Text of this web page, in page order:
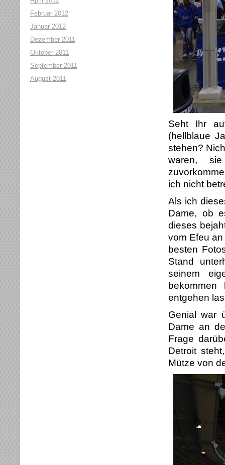
Februar 2012
Januar 2012
Dezember 2011
Oktober 2011
September 2011
August 2011
Seht Ihr
(hellblaue
stehen?
waren,
ich nicht
Als ich
Dame, ob
dieses
vom Efeu
besten
Stand
seinem
entgehen
Genial war
Dame an
Frage
Detroit
Mütze von